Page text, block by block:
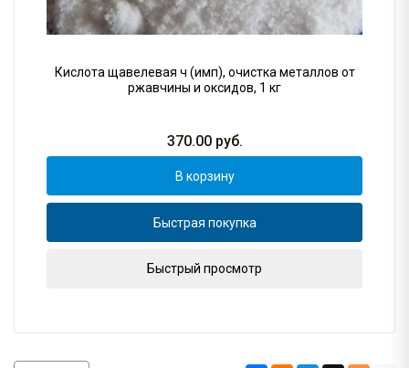
Кислота щавелевая ч (имп), очистка металлов от
ржавчины и оксидов, 1 кг
370.00руб.
В корзину
Быстрая покупка
Быстрый просмотр